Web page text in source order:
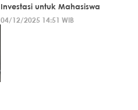
Investasi untuk Mahasiswa
04/12/2025 14:51 WIB